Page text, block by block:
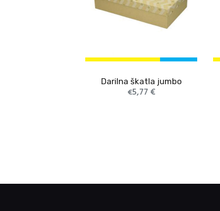
Darilna škatla jumbo
€5,77 €